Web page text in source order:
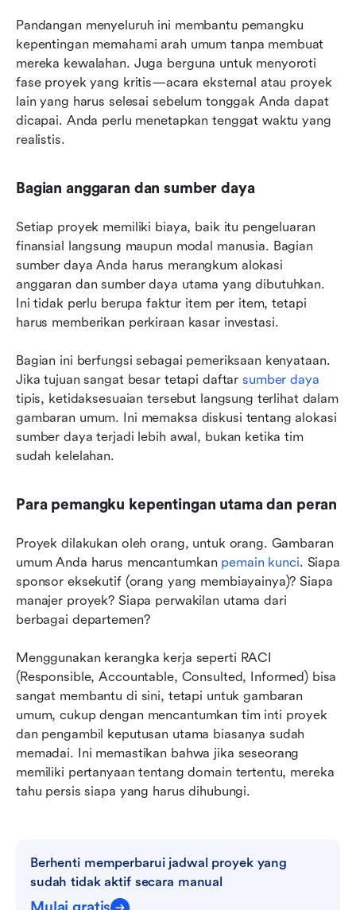
Pandangan menyeluruh ini membantu pemangku
kepentingan memahami arah umum tanpa membuat
mereka kewalahan. Juga berguna untuk menyoroti
fase proyek yang kritis—acara eksternal atau proyek
lain yang harus selesai sebelum tonggak Anda dapat
dicapai. Anda perlu menetapkan tenggat waktu yang
realistis.
Bagian anggaran dan sumber daya
Setiap proyek memiliki biaya, baik itu pengeluaran
finansial langsung maupun modal manusia. Bagian
sumber daya Anda harus merangkum alokasi
anggaran dan sumber daya utama yang dibutuhkan.
Ini tidak perlu berupa faktur item per item, tetapi
harus memberikan perkiraan kasar investasi.
Bagian ini berfungsi sebagai pemeriksaan kenyataan.
Jika tujuan sangat besar tetapi daftar sumber daya
tipis, ketidaksesuaian tersebut langsung terlihat dalam
gambaran umum. Ini memaksa diskusi tentang alokasi
sumber daya terjadi lebih awal, bukan ketika tim
sudah kelelahan.
Para pemangku kepentingan utama dan peran
Proyek dilakukan oleh orang, untuk orang. Gambaran
umum Anda harus mencantumkan pemain kunci. Siapa
sponsor eksekutif (orang yang membiayainya)? Siapa
manajer proyek? Siapa perwakilan utama dari
berbagai departemen?
Menggunakan kerangka kerja seperti RACI
(Responsible, Accountable, Consulted, Informed) bisa
sangat membantu di sini, tetapi untuk gambaran
umum, cukup dengan mencantumkan tim inti proyek
dan pengambil keputusan utama biasanya sudah
memadai. Ini memastikan bahwa jika seseorang
memiliki pertanyaan tentang domain tertentu, mereka
tahu persis siapa yang harus dihubungi.
Berhenti memperbarui jadwal proyek yang
sudah tidak aktif secara manual